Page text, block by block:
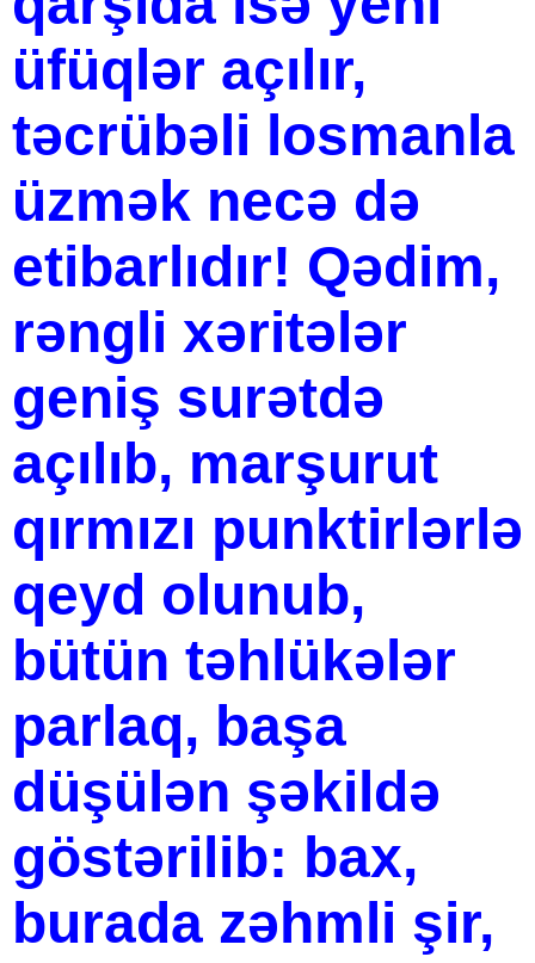
üfüqlər açılır,
təcrübəli losmanla
üzmək necə də
etibarlıdır! Qədim,
rəngli xəritələr
geniş surətdə
açılıb, marşurut
qırmızı punktirlərlə
qeyd olunub,
bütün təhlükələr
parlaq, başa
düşülən şəkildə
göstərilib: bax,
burada zəhmli şir,